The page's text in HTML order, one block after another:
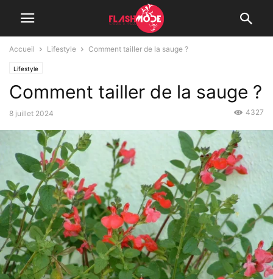
Accueil Lifestyle Comment tailler de la sauge ?
Lifestyle
Comment tailler de la sauge ?
8 juillet 2024 4327